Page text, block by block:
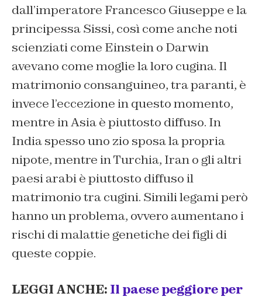
dall’imperatore Francesco Giuseppe e la
principessa Sissi, così come anche noti
scienziati come Einstein o Darwin
avevano come moglie la loro cugina. Il
matrimonio consanguineo, tra paranti, è
invece l’eccezione in questo momento,
mentre in Asia è piuttosto diffuso. In
India spesso uno zio sposa la propria
nipote, mentre in Turchia, Iran o gli altri
paesi arabi è piuttosto diffuso il
matrimonio tra cugini. Simili legami però
hanno un problema, ovvero aumentano i
rischi di malattie genetiche dei figli di
queste coppie.
LEGGI ANCHE: Il paese peggiore per